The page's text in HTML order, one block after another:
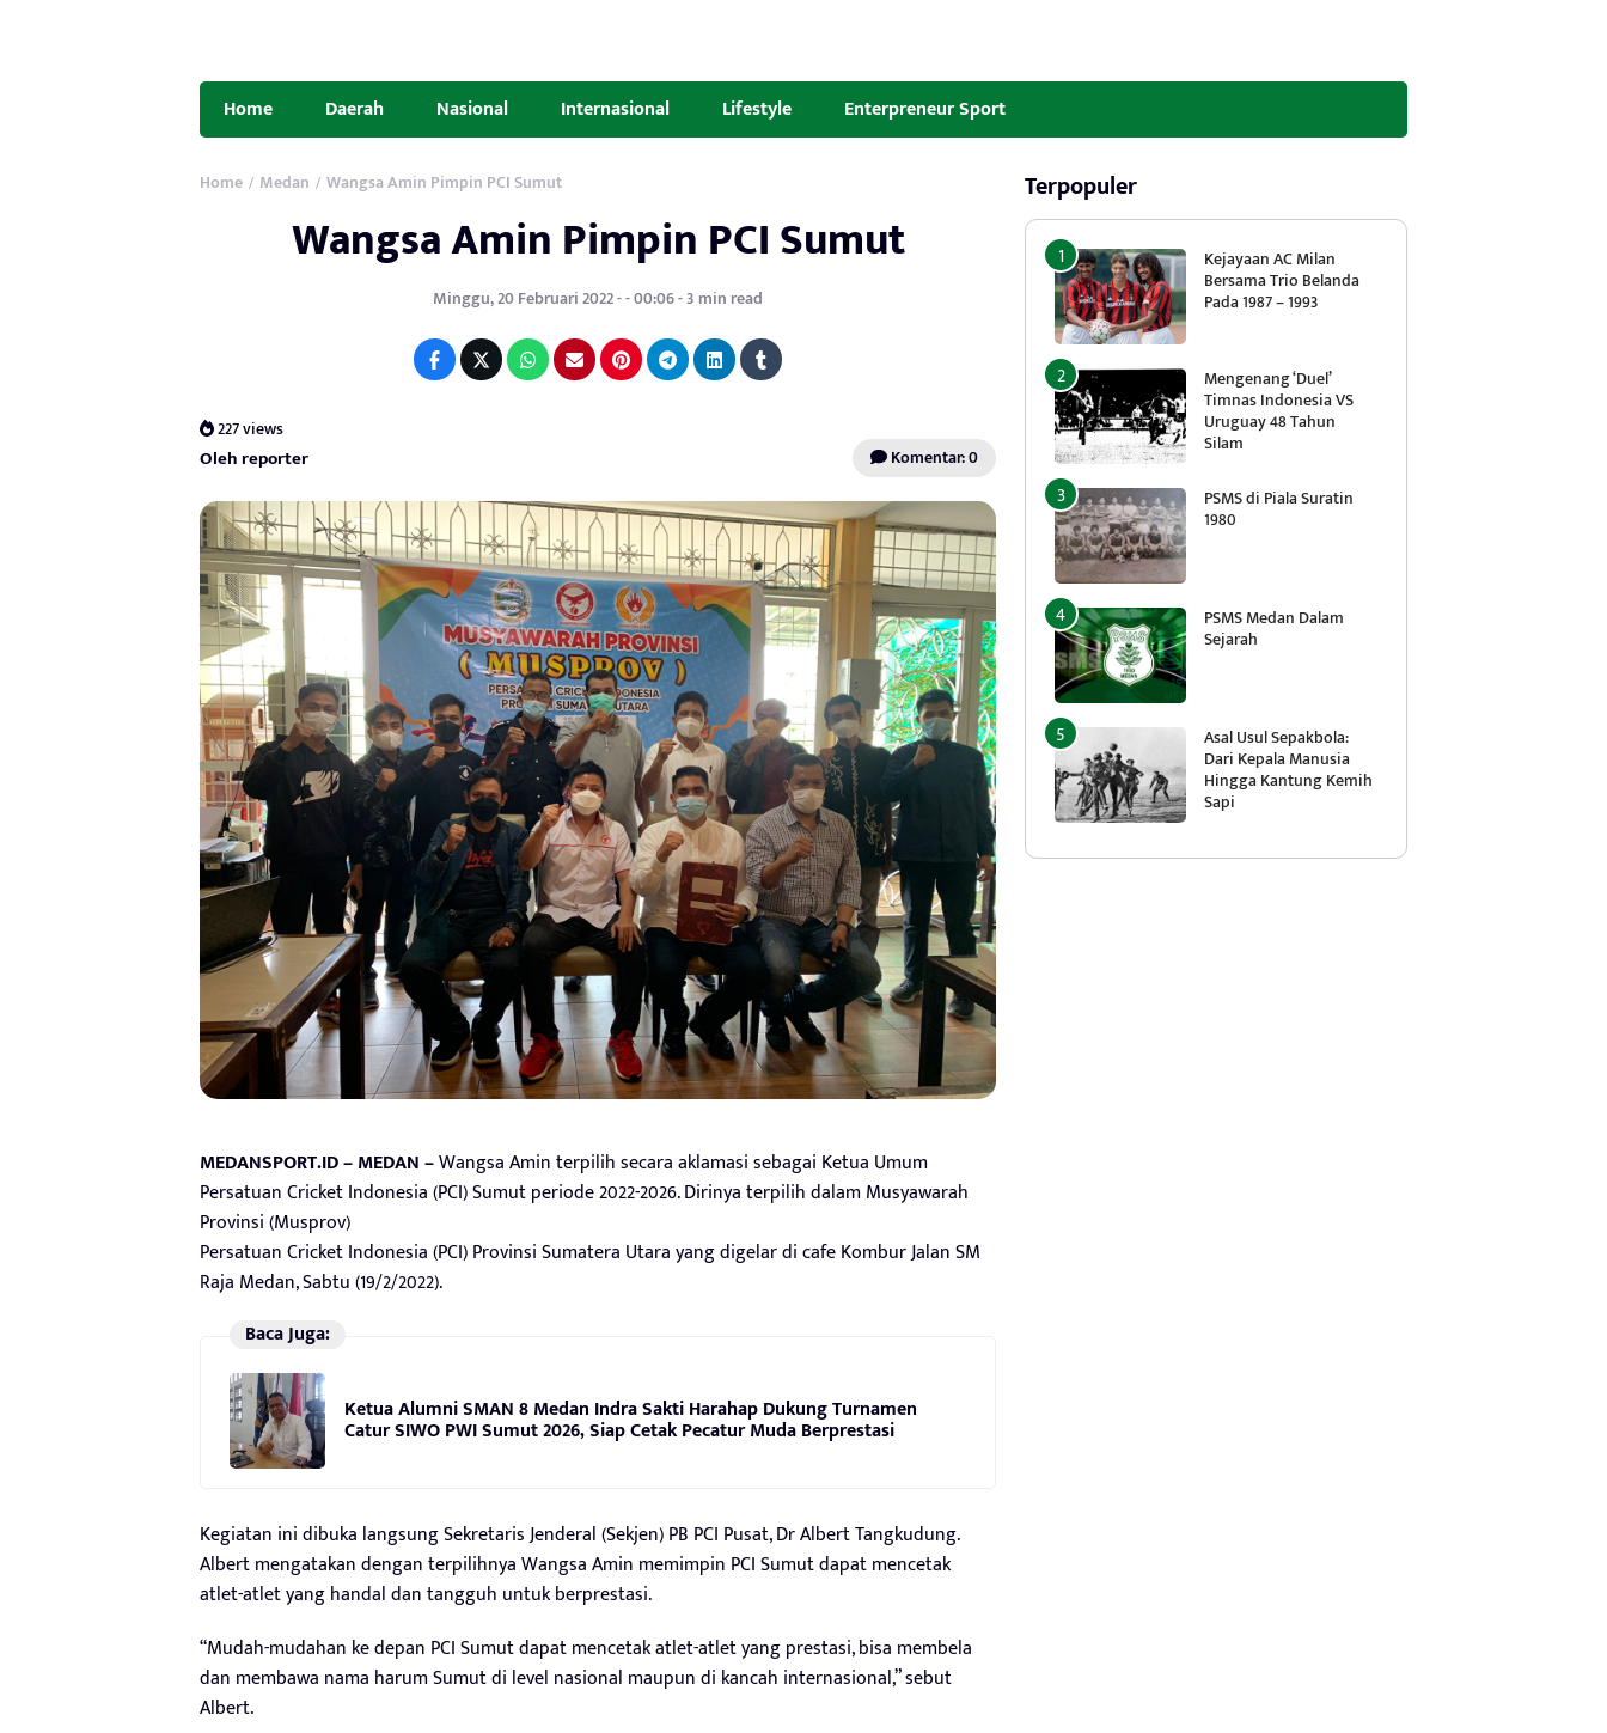
Home Daerah Nasional Internasional Lifestyle Enterpreneur Sport
Home / Medan / Wangsa Amin Pimpin PCI Sumut
Wangsa Amin Pimpin PCI Sumut
Minggu, 20 Februari 2022 - - 00:06 - 3 min read
227 views
Oleh reporter Komentar: 0
MEDANSPORT.ID – MEDAN –Wangsa Amin terpilih secara aklamasi sebagai Ketua Umum
Persatuan Cricket Indonesia (PCI) Sumut periode 2022-2026. Dirinya terpilih dalam Musyawarah
Provinsi (Musprov)
Persatuan Cricket Indonesia (PCI) Provinsi Sumatera Utara yang digelar di cafe Kombur Jalan SM
Raja Medan, Sabtu (19/2/2022).
Baca Juga:
Ketua Alumni SMAN 8 Medan Indra Sakti Harahap Dukung Turnamen
Catur SIWO PWI Sumut 2026, Siap Cetak Pecatur Muda Berprestasi
Kegiatan ini dibuka langsung Sekretaris Jenderal (Sekjen) PB PCI Pusat, Dr Albert Tangkudung.
Albert mengatakan dengan terpilihnya Wangsa Amin memimpin PCI Sumut dapat mencetak
atlet-atlet yang handal dan tangguh untuk berprestasi.
“Mudah-mudahan ke depan PCI Sumut dapat mencetak atlet-atlet yang prestasi, bisa membela
dan membawa nama harum Sumut di level nasional maupun di kancah internasional,” sebut
Albert.
Terpopuler
Kejayaan AC Milan
Bersama Trio Belanda
Pada 1987 – 1993
Mengenang ‘Duel’
Timnas Indonesia VS
Uruguay 48 Tahun
Silam
PSMS di Piala Suratin
1980
PSMS Medan Dalam
Sejarah
Asal Usul Sepakbola:
Dari Kepala Manusia
Hingga Kantung Kemih
Sapi